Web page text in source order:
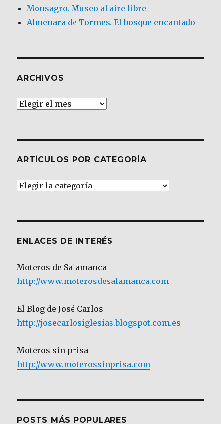
Monsagro. Museo al aire libre
Almenara de Tormes. El bosque encantado
ARCHIVOS
Archivos
ARTÍCULOS POR CATEGORÍA
Artículos
ENLACES DE INTERÉS
Moteros de Salamanca
http://www.moterosdesalamanca.com
El Blog de José Carlos
http://josecarlosiglesias.blogspot.com.es
Moteros sin prisa
http://www.moterossinprisa.com
POSTS MÁS POPULARES